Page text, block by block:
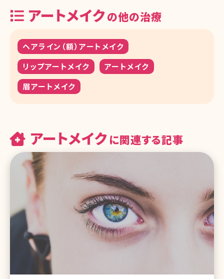
アートメイクの他の治療
ヘアライン（額）アートメイク
リップアートメイク
アートメイク
眉アートメイク
アートメイク に関連する記事